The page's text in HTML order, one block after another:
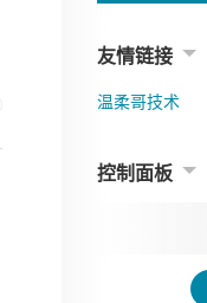
友情链接
温柔哥技术
控制面板